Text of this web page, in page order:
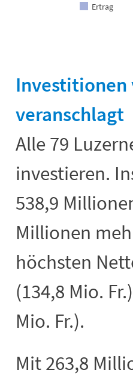
Ertrag
Investitionen
veranschlagt
Alle 79
investieren.
538,9
Millionen
höchsten
(134,8 Mio.
Mio. Fr.).
Mit 263,8